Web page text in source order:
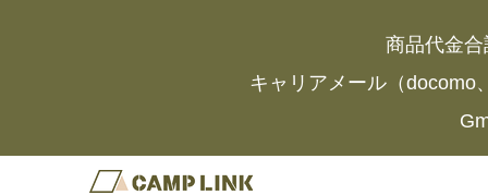
商品代金
キャリアメール（docomo